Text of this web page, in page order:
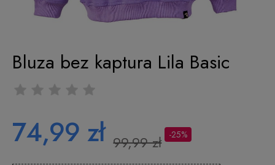
Bluza bez kaptura Lila Basic
74,99 zł 99,99 zł -25%